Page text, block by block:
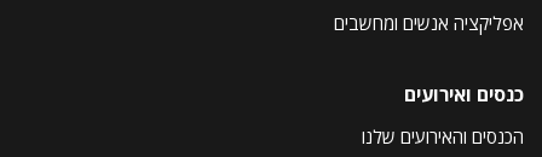
אפליקציה אנשים ומחשבים
כנסים ואירועים
הכנסים והאירועים שלנו